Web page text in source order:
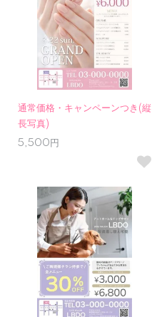
通常価格・キャンペーンつき(縦
長写真)
5,500円